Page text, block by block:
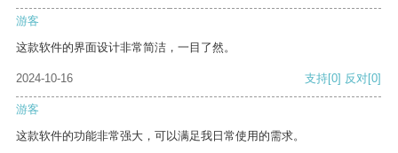
游客
这款软件的界面设计非常简洁，一目了然。
2024-10-16 支持[0] 反对[0]
游客
这款软件的功能非常强大，可以满足我日常使用的需求。